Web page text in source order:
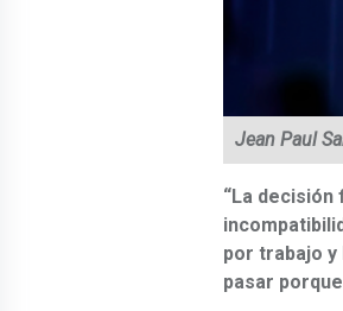
Jean Paul
“La
por trabajo y
pasar